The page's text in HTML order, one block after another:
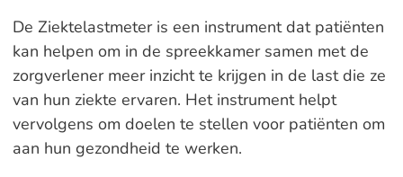
De Ziektelastmeter is een instrument dat patiënten
kan helpen om in de spreekkamer samen met de
zorgverlener meer inzicht te krijgen in de last die ze
van hun ziekte ervaren. Het instrument helpt
vervolgens om doelen te stellen voor patiënten om
aan hun gezondheid te werken.